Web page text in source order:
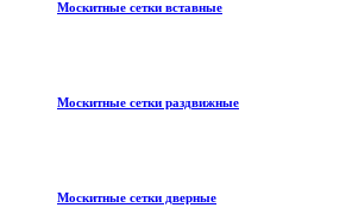
Москитные сетки вставные
Москитные сетки раздвижные
Москитные сетки дверные